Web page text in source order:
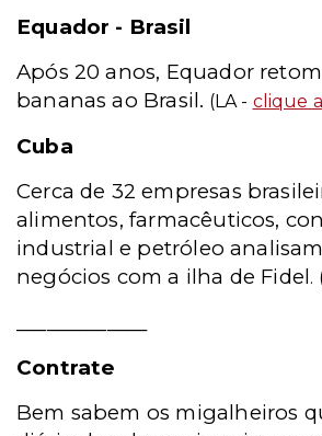
Equador - Brasil
Após 20 anos, Equador
bananas ao Brasil. (LA - clique
Cuba
Cerca de 32 empresas
alimentos, farmacêuticos,
industrial e petróleo
negócios com a ilha de Fidel.
Contrate
Bem sabem os migalheiros